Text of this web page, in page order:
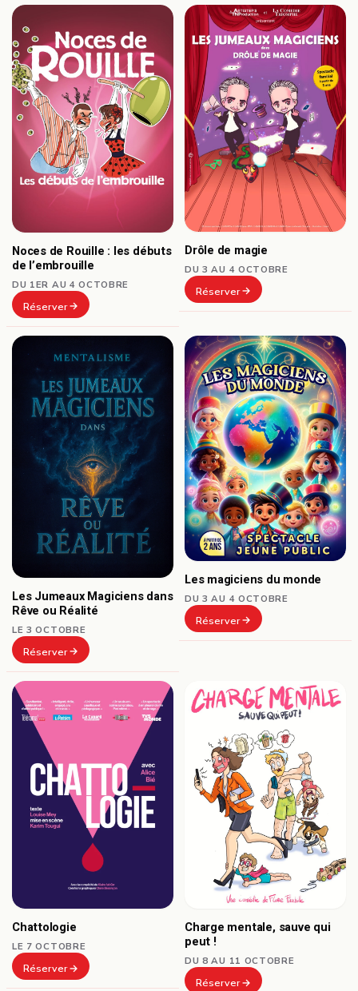
Noces de Rouille : les débuts
de l’embrouille
DU 1ER AU 4 OCTOBRE
Réserver
Drôle de magie
DU 3 AU 4 OCTOBRE
Réserver
Les Jumeaux Magiciens dans
Rêve ou Réalité
LE 3 OCTOBRE
Réserver
Les magiciens du monde
DU 3 AU 4 OCTOBRE
Réserver
Chattologie
LE 7 OCTOBRE
Réserver
Charge mentale, sauve qui
peut !
DU 8 AU 11 OCTOBRE
Réserver